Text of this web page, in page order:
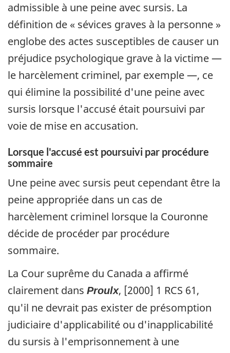
admissible à une peine avec sursis. La
définition de « sévices graves à la personne »
englobe des actes susceptibles de causer un
préjudice psychologique grave à la victime —
le harcèlement criminel, par exemple —, ce
qui élimine la possibilité d'une peine avec
sursis lorsque l'accusé était poursuivi par
voie de mise en accusation.
Lorsque l'accusé est poursuivi par procédure
sommaire
Une peine avec sursis peut cependant être la
peine appropriée dans un cas de
harcèlement criminel lorsque la Couronne
décide de procéder par procédure
sommaire.
La Cour suprême du Canada a affirmé
clairement dans Proulx, [2000] 1 RCS 61,
qu'il ne devrait pas exister de présomption
judiciaire d'applicabilité ou d'inapplicabilité
du sursis à l'emprisonnement à une